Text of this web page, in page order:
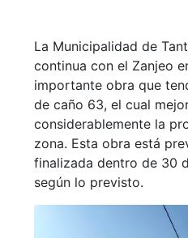
La Municipalidad de
continua con el Zanjeo
importante obra que
de caño 63, el cual
considerablemente la
zona. Esta obra está
finalizada dentro de 30
según lo previsto.